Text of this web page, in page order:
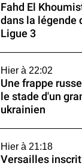
Fahd El
dans la légende
Ligue 3
Hier à 22:02
Une frappe
le stade d'un
ukrainien
Hier à 21:18
Versailles